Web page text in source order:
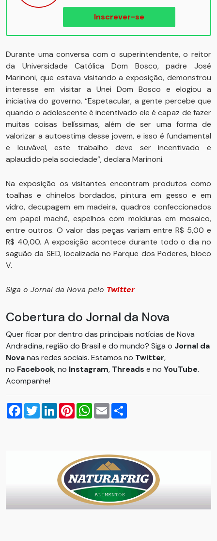
Inscrever-se
Durante uma conversa com o superintendente, o reitor
da Universidade Católica Dom Bosco, padre José
Marinoni, que estava visitando a exposição, demonstrou
interesse em visitar a Unei Dom Bosco e elogiou a
iniciativa do governo. “Espetacular, a gente percebe que
quando o adolescente é incentivado ele é capaz de fazer
muitas coisas belíssimas, além de ser uma forma de
valorizar a autoestima desse jovem, e isso é fundamental
e louvável, este trabalho deve ser incentivado e
aplaudido pela sociedade”, declara Marinoni.
Na exposição os visitantes encontram produtos como
toalhas e chinelos bordados, pintura em gesso e em
vidro, decupagem em madeira, quadros confeccionados
em papel machê, espelhos com molduras em mosaico,
entre outros. O valor das peças variam entre R$ 5,00 e
R$ 40,00. A exposição acontece durante todo o dia no
saguão da SED, localizada no Parque dos Poderes, bloco
V.
Siga o Jornal da Nova pelo Twitter
Cobertura do Jornal da Nova
Quer ficar por dentro das principais notícias de Nova
Andradina, região do Brasil e do mundo? Siga o Jornal da
Novanas redes sociais. Estamos no Twitter,
no Facebook, no Instagram, Threads e no YouTube.
Acompanhe!
Facebook
TwitterLinkedInPinterestWhatsApp
Email